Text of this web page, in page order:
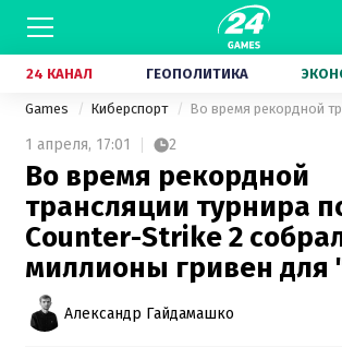
24 КАНАЛ ГЕОПОЛИТИКА
Games Киберспорт
1 апреля, 17:01 2
Во время рекордной
трансляции турнира
Counter-Strike 2
миллионы гривен для
Александр Гайдамашко